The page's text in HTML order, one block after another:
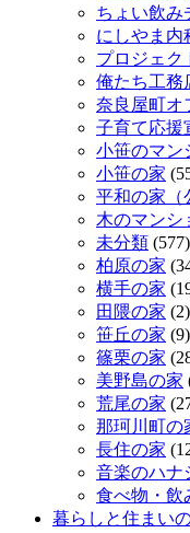
ちょい飲み
にしやま内
プロジェク
俺たち工務
奈良屋町オ
子育て応援
小笹のマン
小笹の家
平和の家（
木のマンシ
未分類 (577)
柏原の家
横手の家
田隈の家 (2)
笹丘の家 (9)
篠栗の家
美野島の家
荒尾の家
那珂川町の
長住の家
音楽のハナ
食べ物・飲
暮らしと住まい